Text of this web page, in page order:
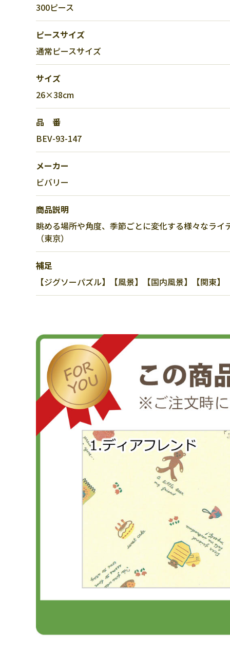
300ピース
ピースサイズ
通常ピースサイズ
サイズ
26×38cm
品 番
BEV-93-147
メーカー
ビバリー
商品説明
眺める場所や角度、季節ごとに変化する様々なラ
（東京）
補足
【ジグソーパズル】【風景】【国内風景】【関東